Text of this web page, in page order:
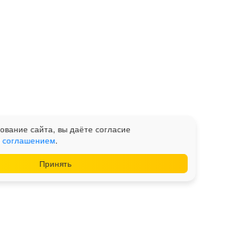
сайта, вы даёте согласие
соглашением.
Принять